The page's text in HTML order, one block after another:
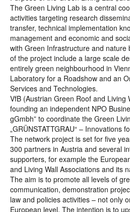
The Green Living Lab is a central
activities targeting research
transfer, technical implementation
management and economic and
with Green Infrastructure and nature
of the project include a large scale
entirely green neighbourhood in
Laboratory for a Roadshow and an
Services and Technologies.
VfB (Austrian Green Roof and Living
founding an independent NPO
gGmbh” to coordinate the Green
„GRÜNSTATTGRAU“ – Innovations
The network project is set for five
300 partners in Austria and several
supporters, for example the
and Living Wall Associations and its
The aim is to promote all levels of
communication, demonstration
law and policies activities – not only
European level. The intention is to